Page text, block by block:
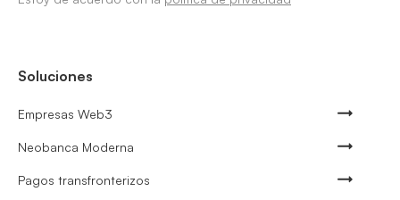
Soluciones
Empresas Web3
Neobanca Moderna
Pagos transfronterizos